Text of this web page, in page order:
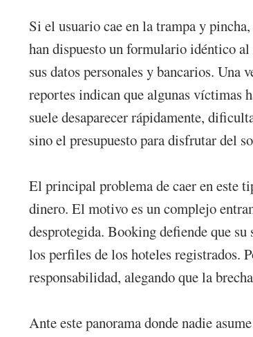
Si el usuario cae en la trampa y
han dispuesto un formulario idéntico
sus datos personales y bancarios.
reportes indican que algunas víctimas
suele desaparecer rápidamente,
sino el presupuesto para disfrutar del
El principal problema de caer en este
dinero. El motivo es un complejo
desprotegida. Booking defiende que
los perfiles de los hoteles registrados.
responsabilidad, alegando que la
Ante este panorama donde nadie